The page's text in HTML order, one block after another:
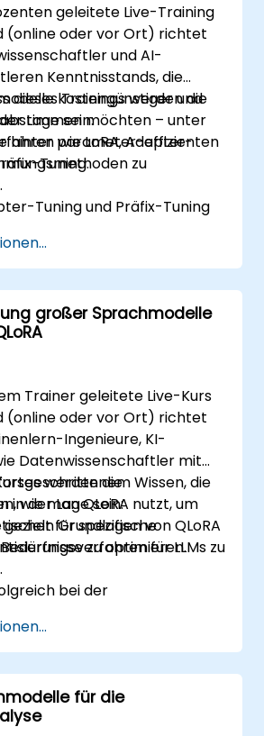
bereitzustellen
geleitete Live-Training
(online oder vor Ort) richtet
und AI-
Kenntnisstands, die
kostengünstiger und
möchten – unter
wie LoRA, Adapter-
Tuning.
dieses Trainings werden die
Lage sein:
hinter parameter-effizienten
zu
Tuning und Präfix-Tuning
sowie Kostenvorteile
im Vergleich zum
Feinabstimmen zu
große Sprachmodelle
und Speicherplatz
und skalierbar zu nutzen.
großer Sprachmodelle
Trainer geleitete Live-Kurs
(online oder vor Ort) richtet
Ingenieure, KI-
Datenwissenschaftler mit
Wissen, die
wie man QLoRA nutzt, um
für spezifische
zu optimieren.
werden die
in der Lage sein:
Grundlagen von QLoRA
für LLMs zu
bei der
Anwendungen
des
unter
von Quantisierung selbst auf
für die